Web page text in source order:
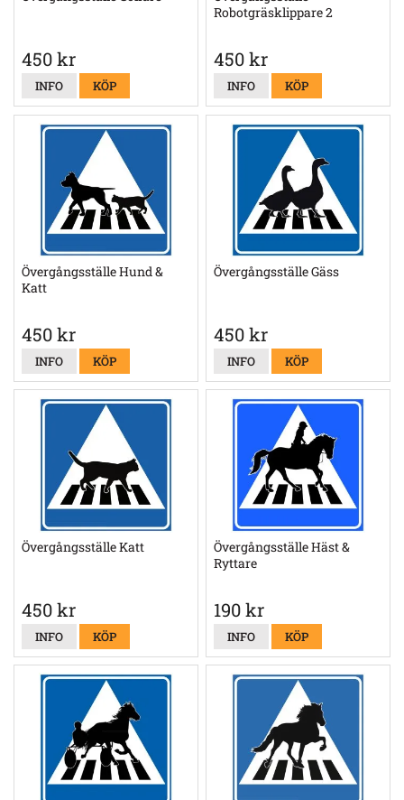
450 kr
INFO KÖP
Robotgräsklippare 2
450 kr
INFO KÖP
Övergångsställe Hund &
Katt
450 kr
INFO KÖP
Övergångsställe Gäss
450 kr
INFO KÖP
Övergångsställe Katt
450 kr
INFO KÖP
Övergångsställe Häst &
Ryttare
190 kr
INFO KÖP